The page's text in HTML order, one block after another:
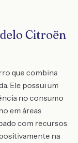
Citroën
que combina
Ele possui um
no consumo
em áreas
com recursos
na